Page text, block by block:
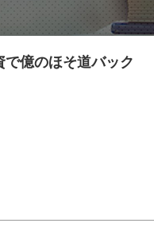
で億のほそ道バック